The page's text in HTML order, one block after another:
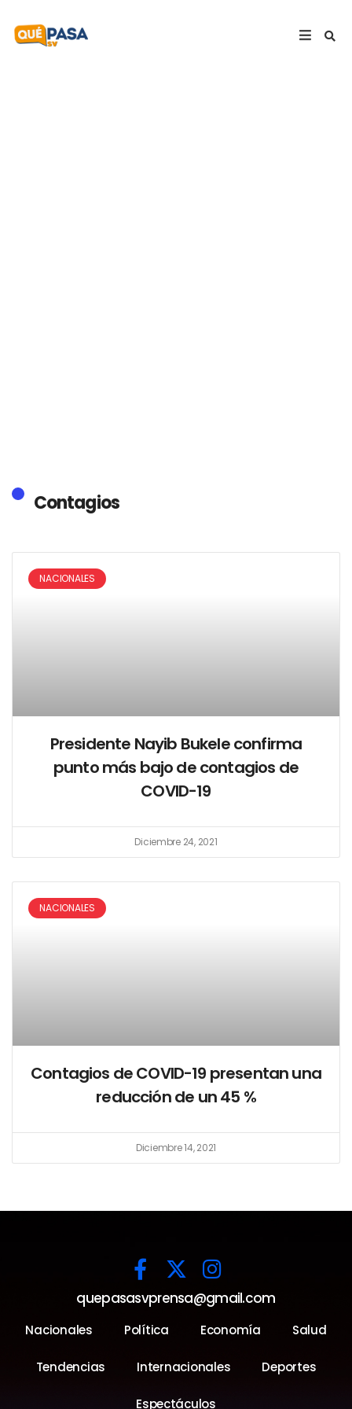
Contagios
NACIONALES
Presidente Nayib Bukele confirma
punto más bajo de contagios de
COVID-19
Diciembre 24, 2021
NACIONALES
Contagios de COVID-19 presentan una
reducción de un 45 %
Diciembre 14, 2021
quepasasvprensa@gmail.com
Nacionales Política Economía Salud
Tendencias Internacionales Deportes
Espectáculos